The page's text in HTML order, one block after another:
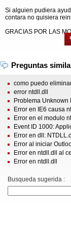
Si alguien pudiera
contara no quisiera
GRACIAS POR LAS
Preguntas
como puedo
error ntdll.dll
Problema Unknown
Error en IE6 causa
Error en el modulo
Event ID 1000:
Error en dll: NTDLL.dll
Error al iniciar
Error en ntdll.dll al
Error en ntdll.dll
Busqueda sugerida :